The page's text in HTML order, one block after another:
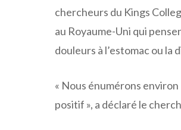
chercheurs du Kings
au Royaume-Uni qui
douleurs à l’estomac ou
« Nous énumérons
positif », a déclaré le